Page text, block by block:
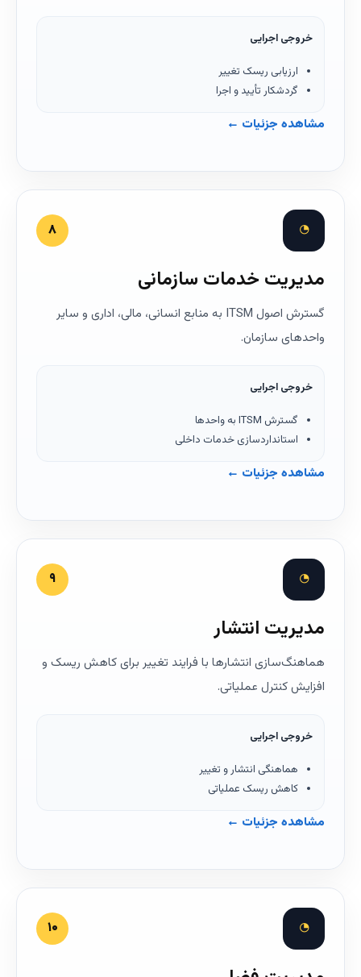
خروجی اجرایی
ارزیابی ریسک تغییر
گردشکار تأیید و اجرا
مشاهده جزئیات ←
◔ ۸
مدیریت خدمات سازمانی
گسترش اصول ITSM به منابع انسانی، مالی، اداری و سایر
واحدهای سازمان.
خروجی اجرایی
گسترش ITSM به واحدها
استانداردسازی خدمات داخلی
مشاهده جزئیات ←
◔ ۹
مدیریت انتشار
هماهنگ‌سازی انتشارها با فرایند تغییر برای کاهش ریسک و
افزایش کنترل عملیاتی.
خروجی اجرایی
هماهنگی انتشار و تغییر
کاهش ریسک عملیاتی
مشاهده جزئیات ←
◔ ۱۰